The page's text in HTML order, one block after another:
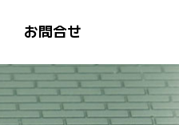
お問合せ